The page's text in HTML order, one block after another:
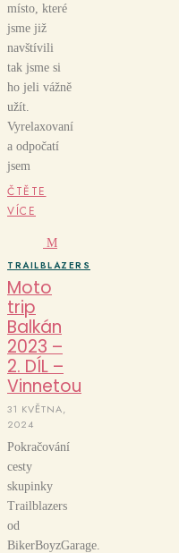
místo, které
jsme již
navštívili
tak jsme si
ho jeli vážně
užít.
Vyrelaxovaní
a odpočatí
jsem
ČTĚTE
VÍCE
M
TRAILBLAZERS
Moto
trip
Balkán
2023 –
2. DÍL –
Vinnetou
31 KVĚTNA,
2024
Pokračování
cesty
skupinky
Trailblazers
od
BikerBoyzGarage.